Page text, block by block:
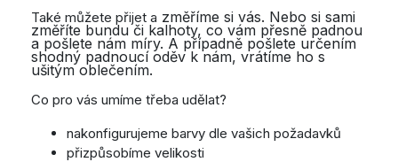
Také můžete přijet a změříme si vás. Nebo si sami
změříte bundu či kalhoty, co vám přesně padnou
a pošlete nám míry. A případně pošlete určením
shodný padnoucí oděv k nám, vrátíme ho s
ušitým oblečením.
Co pro vás umíme třeba udělat?
nakonfigurujeme barvy dle vašich požadavků
přizpůsobíme velikosti